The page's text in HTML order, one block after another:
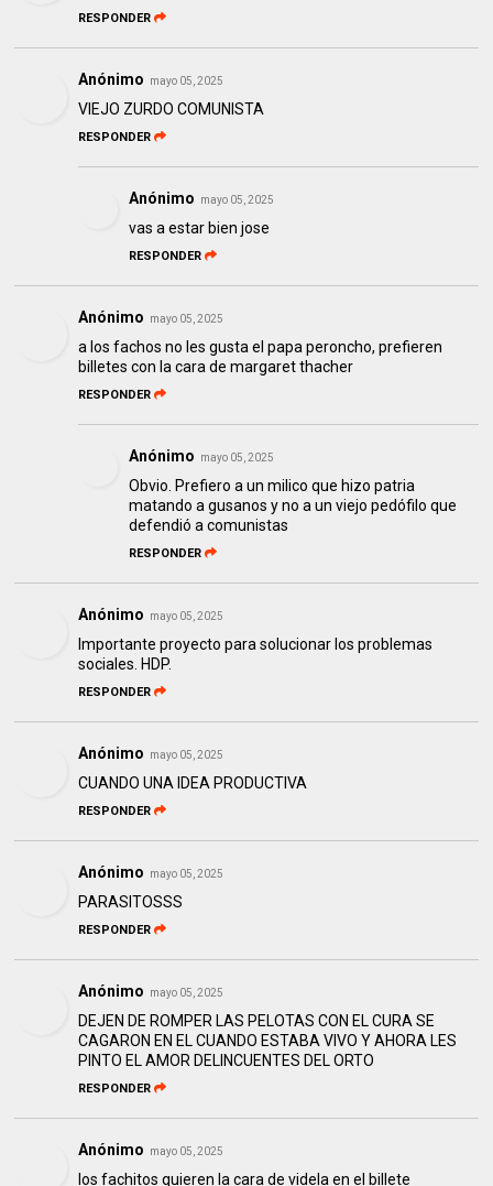
RESPONDER
Anónimo mayo 05, 2025
VIEJO ZURDO COMUNISTA
RESPONDER
Anónimo mayo 05, 2025
vas a estar bien jose
RESPONDER
Anónimo mayo 05, 2025
a los fachos no les gusta el papa peroncho, prefieren
billetes con la cara de margaret thacher
RESPONDER
Anónimo mayo 05, 2025
Obvio. Prefiero a un milico que hizo patria
matando a gusanos y no a un viejo pedófilo que
defendió a comunistas
RESPONDER
Anónimo mayo 05, 2025
Importante proyecto para solucionar los problemas
sociales. HDP.
RESPONDER
Anónimo mayo 05, 2025
CUANDO UNA IDEA PRODUCTIVA
RESPONDER
Anónimo mayo 05, 2025
PARASITOSSS
RESPONDER
Anónimo mayo 05, 2025
DEJEN DE ROMPER LAS PELOTAS CON EL CURA SE
CAGARON EN EL CUANDO ESTABA VIVO Y AHORA LES
PINTO EL AMOR DELINCUENTES DEL ORTO
RESPONDER
Anónimo mayo 05, 2025
los fachitos quieren la cara de videla en el billete